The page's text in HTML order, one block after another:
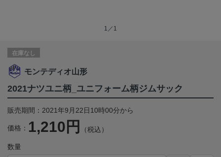
1／1
在庫なし
モンテディオ山形
2021ナツユニ柄_ユニフォーム柄ジムサック
販売期間：2021年9月22日10時00分から
価格： 1,210円 （税込）
数量